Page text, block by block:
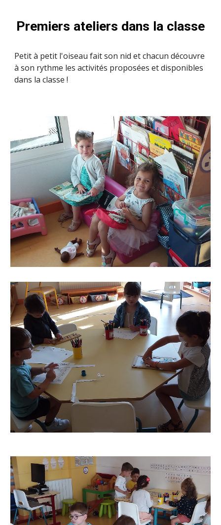
Premiers ateliers dans la classe
Petit à petit l'oiseau fait son nid et chacun découvre
à son rythme les activités proposées et disponibles
dans la classe !